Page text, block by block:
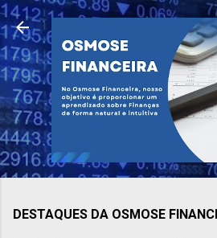
Pular para o
DESTAQUES DA OSMOSE